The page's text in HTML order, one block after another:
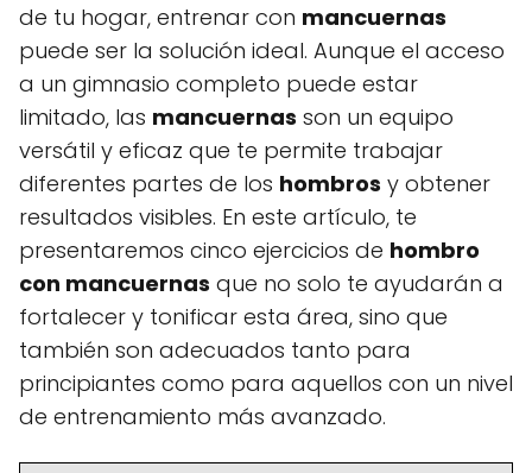
de tu hogar, entrenar con mancuernas
puede ser la solución ideal. Aunque el acceso
a un gimnasio completo puede estar
limitado, las mancuernas son un equipo
versátil y eficaz que te permite trabajar
diferentes partes de los hombros y obtener
resultados visibles. En este artículo, te
presentaremos cinco ejercicios de hombro
con mancuernas que no solo te ayudarán a
fortalecer y tonificar esta área, sino que
también son adecuados tanto para
principiantes como para aquellos con un nivel
de entrenamiento más avanzado.